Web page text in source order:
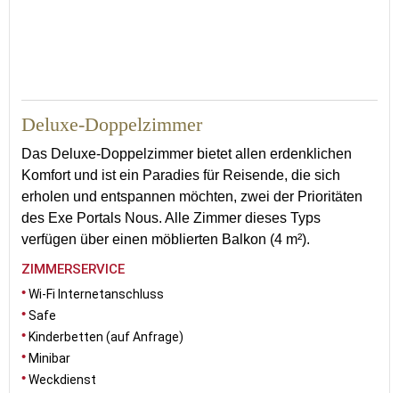
Deluxe-Doppelzimmer
Das Deluxe-Doppelzimmer bietet allen erdenklichen
Komfort und ist ein Paradies für Reisende, die sich
erholen und entspannen möchten, zwei der Prioritäten
des Exe Portals Nous. Alle Zimmer dieses Typs
verfügen über einen möblierten Balkon (4 m²).
ZIMMERSERVICE
Wi-Fi Internetanschluss
Safe
Kinderbetten (auf Anfrage)
Minibar
Weckdienst